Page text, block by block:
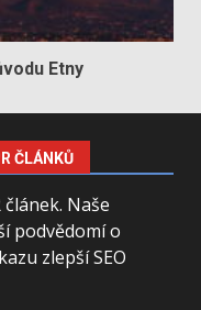
Etny
ČLÁNKŮ
Naše
podvědomí o
zlepší SEO